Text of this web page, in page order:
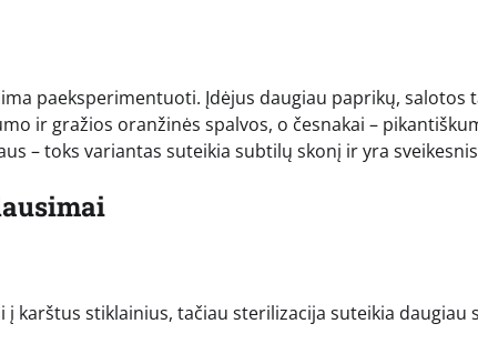
paeksperimentuoti. Įdėjus daugiau paprikų, salotos
ir gražios oranžinės spalvos, o česnakai –
– toks variantas suteikia subtilų skonį ir yra
karštus stiklainius, tačiau sterilizacija suteikia daugiau